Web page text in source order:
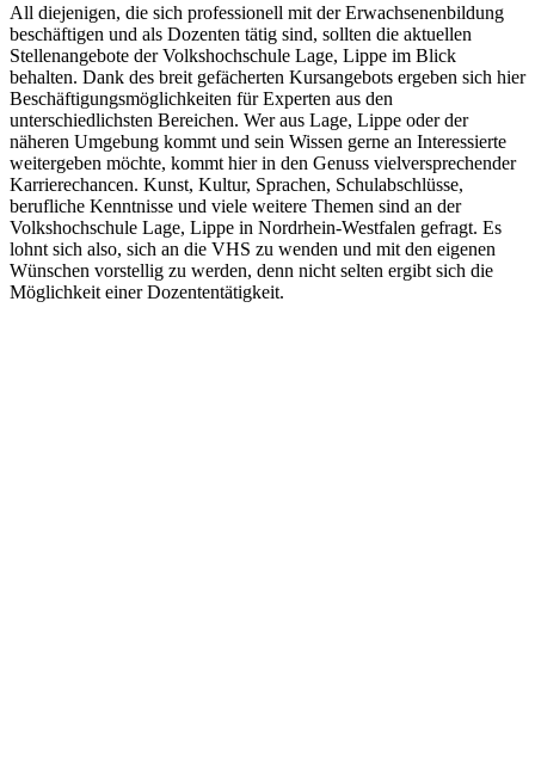
All diejenigen, die sich professionell mit der Erwachsenenbildung
beschäftigen und als Dozenten tätig sind, sollten die aktuellen
Stellenangebote der Volkshochschule Lage, Lippe im Blick
behalten. Dank des breit gefächerten Kursangebots ergeben sich hier
Beschäftigungsmöglichkeiten für Experten aus den
unterschiedlichsten Bereichen. Wer aus Lage, Lippe oder der
näheren Umgebung kommt und sein Wissen gerne an Interessierte
weitergeben möchte, kommt hier in den Genuss vielversprechender
Karrierechancen. Kunst, Kultur, Sprachen, Schulabschlüsse,
berufliche Kenntnisse und viele weitere Themen sind an der
Volkshochschule Lage, Lippe in Nordrhein-Westfalen gefragt. Es
lohnt sich also, sich an die VHS zu wenden und mit den eigenen
Wünschen vorstellig zu werden, denn nicht selten ergibt sich die
Möglichkeit einer Dozententätigkeit.